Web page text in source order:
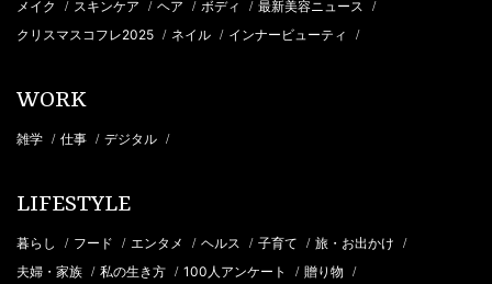
メイク / スキンケア / ヘア / ボディ / 最新美容ニュース /
クリスマスコフレ2025 / ネイル / インナービューティ /
WORK
雑学 / 仕事 / デジタル /
LIFESTYLE
暮らし / フード / エンタメ / ヘルス / 子育て / 旅・お出かけ /
夫婦・家族 / 私の生き方 / 100人アンケート / 贈り物 /